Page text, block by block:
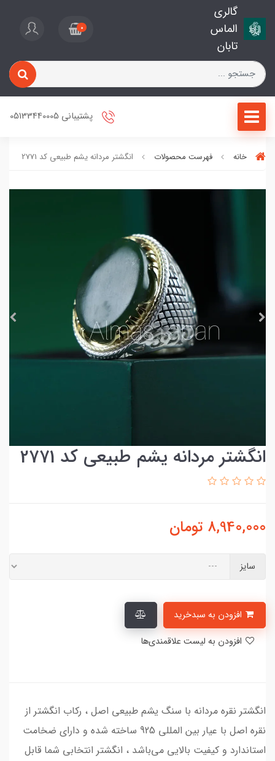
گالری
الماس
تابان
0
پشتیبانی 05133440005
خانه فهرست محصولات انگشتر مردانه یشم طبیعی کد 2771
انگشتر مردانه یشم طبیعی کد 2771
8,940,000 تومان
سایز
انگشتر نقره مردانه با سنگ یشم طبیعی اصل ، رکاب انگشتر از
نقره اصل با عیار بین المللی 925 ساخته شده و دارای ضخامت
استاندارد و کیفیت بالایی می‌باشد ، انگشتر انتخابی شما قابل